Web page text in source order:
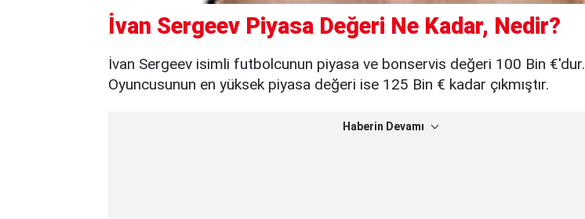
İvan Sergeev Piyasa Değeri Ne Kadar, Nedir?
İvan Sergeev isimli futbolcunun piyasa ve bonservis değeri 100 Bin €'dur.
Oyuncusunun en yüksek piyasa değeri ise 125 Bin € kadar çıkmıştır.
Haberin Devamı